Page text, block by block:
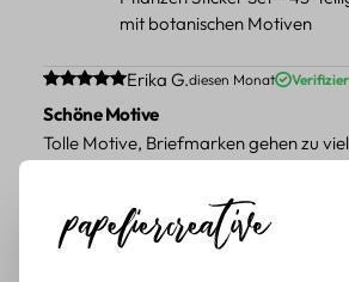
mit botanischen Motiven
Durchschnittliche Bewertung von 5 von
Erika G.diesen Monat
Schöne Motive
Tolle Motive, Briefmarken gehen zu
BEWERTETER ARTIKEL
Retro Briefmarken Sticker